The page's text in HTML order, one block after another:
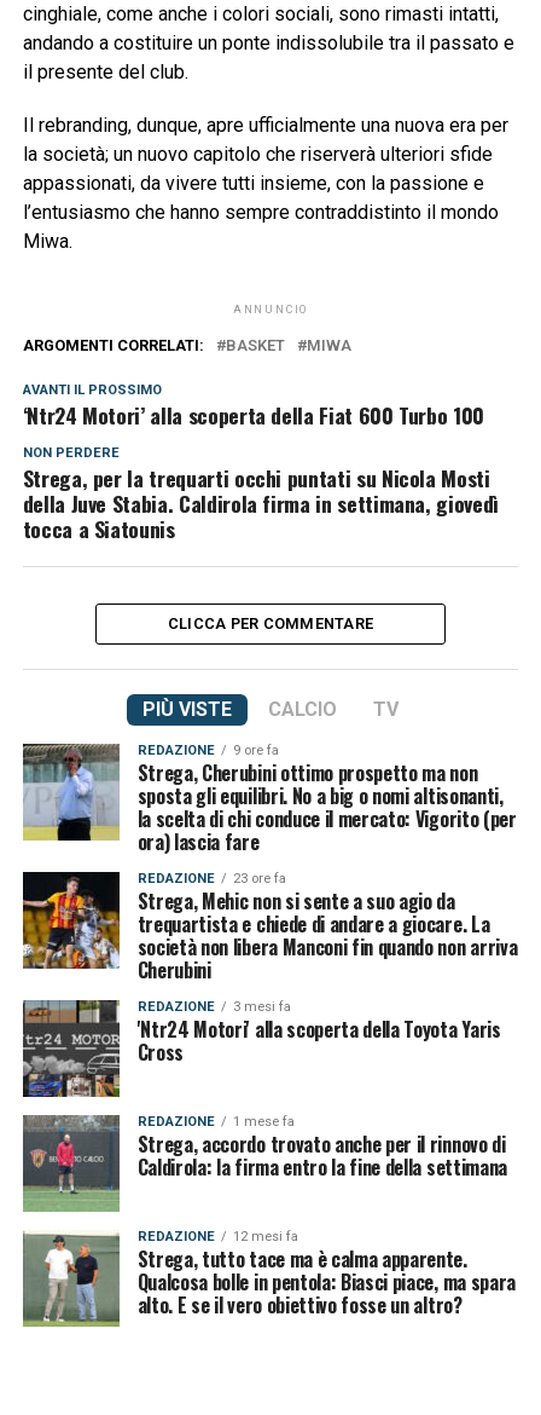
cinghiale, come anche i colori sociali, sono rimasti intatti,
andando a costituire un ponte indissolubile tra il passato e
il presente del club.
Il rebranding, dunque, apre ufficialmente una nuova era per
la società; un nuovo capitolo che riserverà ulteriori sfide
appassionati, da vivere tutti insieme, con la passione e
l’entusiasmo che hanno sempre contraddistinto il mondo
Miwa.
ANNUNCIO
ARGOMENTI CORRELATI: BASKET MIWA
AVANTI IL ​​PROSSIMO
‘Ntr24 Motori’ alla scoperta della Fiat 600 Turbo 100
NON PERDERE
Strega, per la trequarti occhi puntati su Nicola Mosti
della Juve Stabia. Caldirola firma in settimana, giovedì
tocca a Siatounis
CLICCA PER COMMENTARE
PIÙ VISTE CALCIO TV
REDAZIONE 9 ore fa
Strega, Cherubini ottimo prospetto ma non
sposta gli equilibri. No a big o nomi altisonanti,
la scelta di chi conduce il mercato: Vigorito (per
ora) lascia fare
REDAZIONE 23 ore fa
Strega, Mehic non si sente a suo agio da
trequartista e chiede di andare a giocare. La
società non libera Manconi fin quando non arriva
Cherubini
REDAZIONE 3 mesi fa
'Ntr24 Motori' alla scoperta della Toyota Yaris
Cross
REDAZIONE 1 mese fa
Strega, accordo trovato anche per il rinnovo di
Caldirola: la firma entro la fine della settimana
REDAZIONE 12 mesi fa
Strega, tutto tace ma è calma apparente.
Qualcosa bolle in pentola: Biasci piace, ma spara
alto. E se il vero obiettivo fosse un altro?